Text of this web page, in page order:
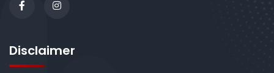
Disclaimer